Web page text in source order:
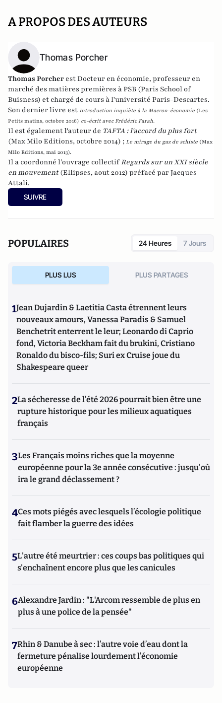
A PROPOS DES AUTEURS
Thomas Porcher
Thomas Porcher est Docteur en économie, professeur en
marché des matières premières à PSB (Paris School of
Buisness) et chargé de cours à l'université Paris-Descartes.
Son dernier livre est Introduction inquiète à la Macron-économie (Les
Petits matins, octobre 2016) co-écrit avec Frédéric Farah.
Il est également l'auteur de TAFTA : l'accord du plus fort
(Max Milo Editions, octobre 2014) ; Le mirage du gaz de schiste (Max
Milo Editions, mai 2013).
Il a coordonné l’ouvrage collectifRegards sur un XXI siècle
en mouvement(Ellipses, aout 2012) préfacé par Jacques
Attali.
SUIVRE
POPULAIRES 24 Heures 7 Jours
PLUS LUS PLUS PARTAGES
1Jean Dujardin & Laetitia Casta étrennent leurs
nouveaux amours, Vanessa Paradis & Samuel
Benchetrit enterrent le leur; Leonardo di Caprio
fond, Victoria Beckham fait du brukini, Cristiano
Ronaldo du bisco-fils; Suri ex Cruise joue du
Shakespeare queer
2La sécheresse de l’été 2026 pourrait bien être une
rupture historique pour les milieux aquatiques
français
3Les Français moins riches que la moyenne
européenne pour la 3e année consécutive : jusqu'où
ira le grand déclassement ?
4Ces mots piégés avec lesquels l’écologie politique
fait flamber la guerre des idées
5L'autre été meurtrier : ces coups bas politiques qui
s'enchaînent encore plus que les canicules
6Alexandre Jardin : "L'Arcom ressemble de plus en
plus à une police de la pensée"
7Rhin & Danube à sec : l’autre voie d’eau dont la
fermeture pénalise lourdement l’économie
européenne